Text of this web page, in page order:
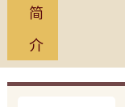
简
介